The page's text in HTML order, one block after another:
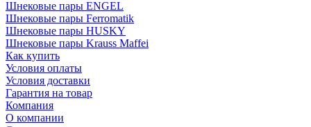
Шнековые пары ENGEL
Шнековые пары Ferromatik
Шнековые пары HUSKY
Шнековые пары Krauss Maffei
Как купить
Условия оплаты
Условия доставки
Гарантия на товар
Компания
О компании